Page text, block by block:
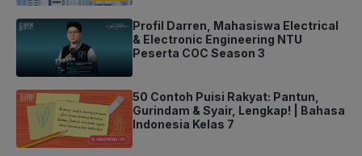
Profil Darren, Mahasiswa Electrical
& Electronic Engineering NTU
Peserta COC Season 3
50 Contoh Puisi Rakyat: Pantun,
Gurindam & Syair, Lengkap! | Bahasa
Indonesia Kelas 7